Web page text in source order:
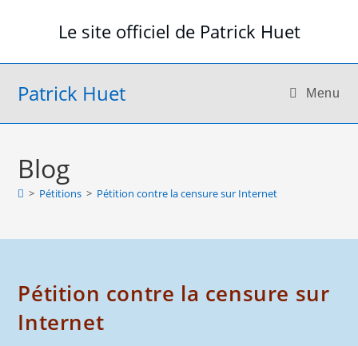
Le site officiel de Patrick Huet
Patrick Huet Menu
Blog
> Pétitions > Pétition contre la censure sur Internet
Pétition contre la censure sur
Internet